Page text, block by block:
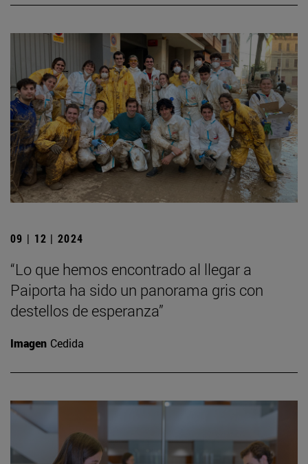
09 | 12 | 2024
“Lo que hemos encontrado al llegar a
Paiporta ha sido un panorama gris con
destellos de esperanza”
Imagen Cedida